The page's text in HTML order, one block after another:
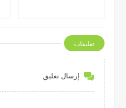
تعليقات
إرسال تعليق